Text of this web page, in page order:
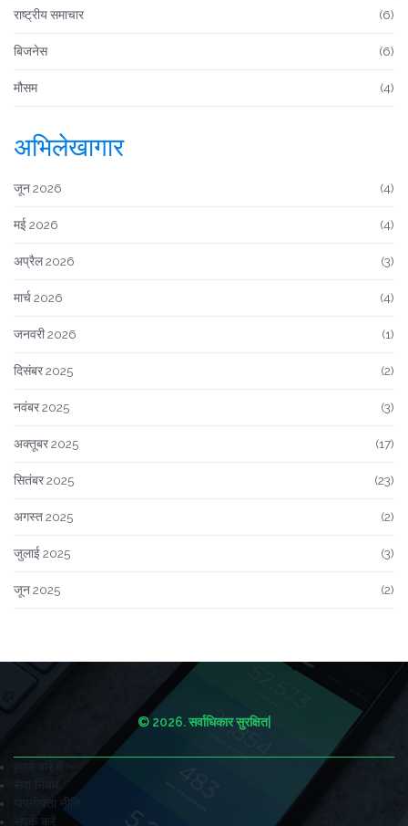
राष्ट्रीय समाचार (6)
बिजनेस (6)
मौसम (4)
अभिलेखागार
जून 2026 (4)
मई 2026 (4)
अप्रैल 2026 (3)
मार्च 2026 (4)
जनवरी 2026 (1)
दिसंबर 2025 (2)
नवंबर 2025 (3)
अक्तूबर 2025 (17)
सितंबर 2025 (23)
अगस्त 2025 (2)
जुलाई 2025 (3)
जून 2025 (2)
© 2026. सर्वाधिकार सुरक्षित|
हमारे बारे में
सेवा नियम
गोपनीयता नीति
संपर्क करें